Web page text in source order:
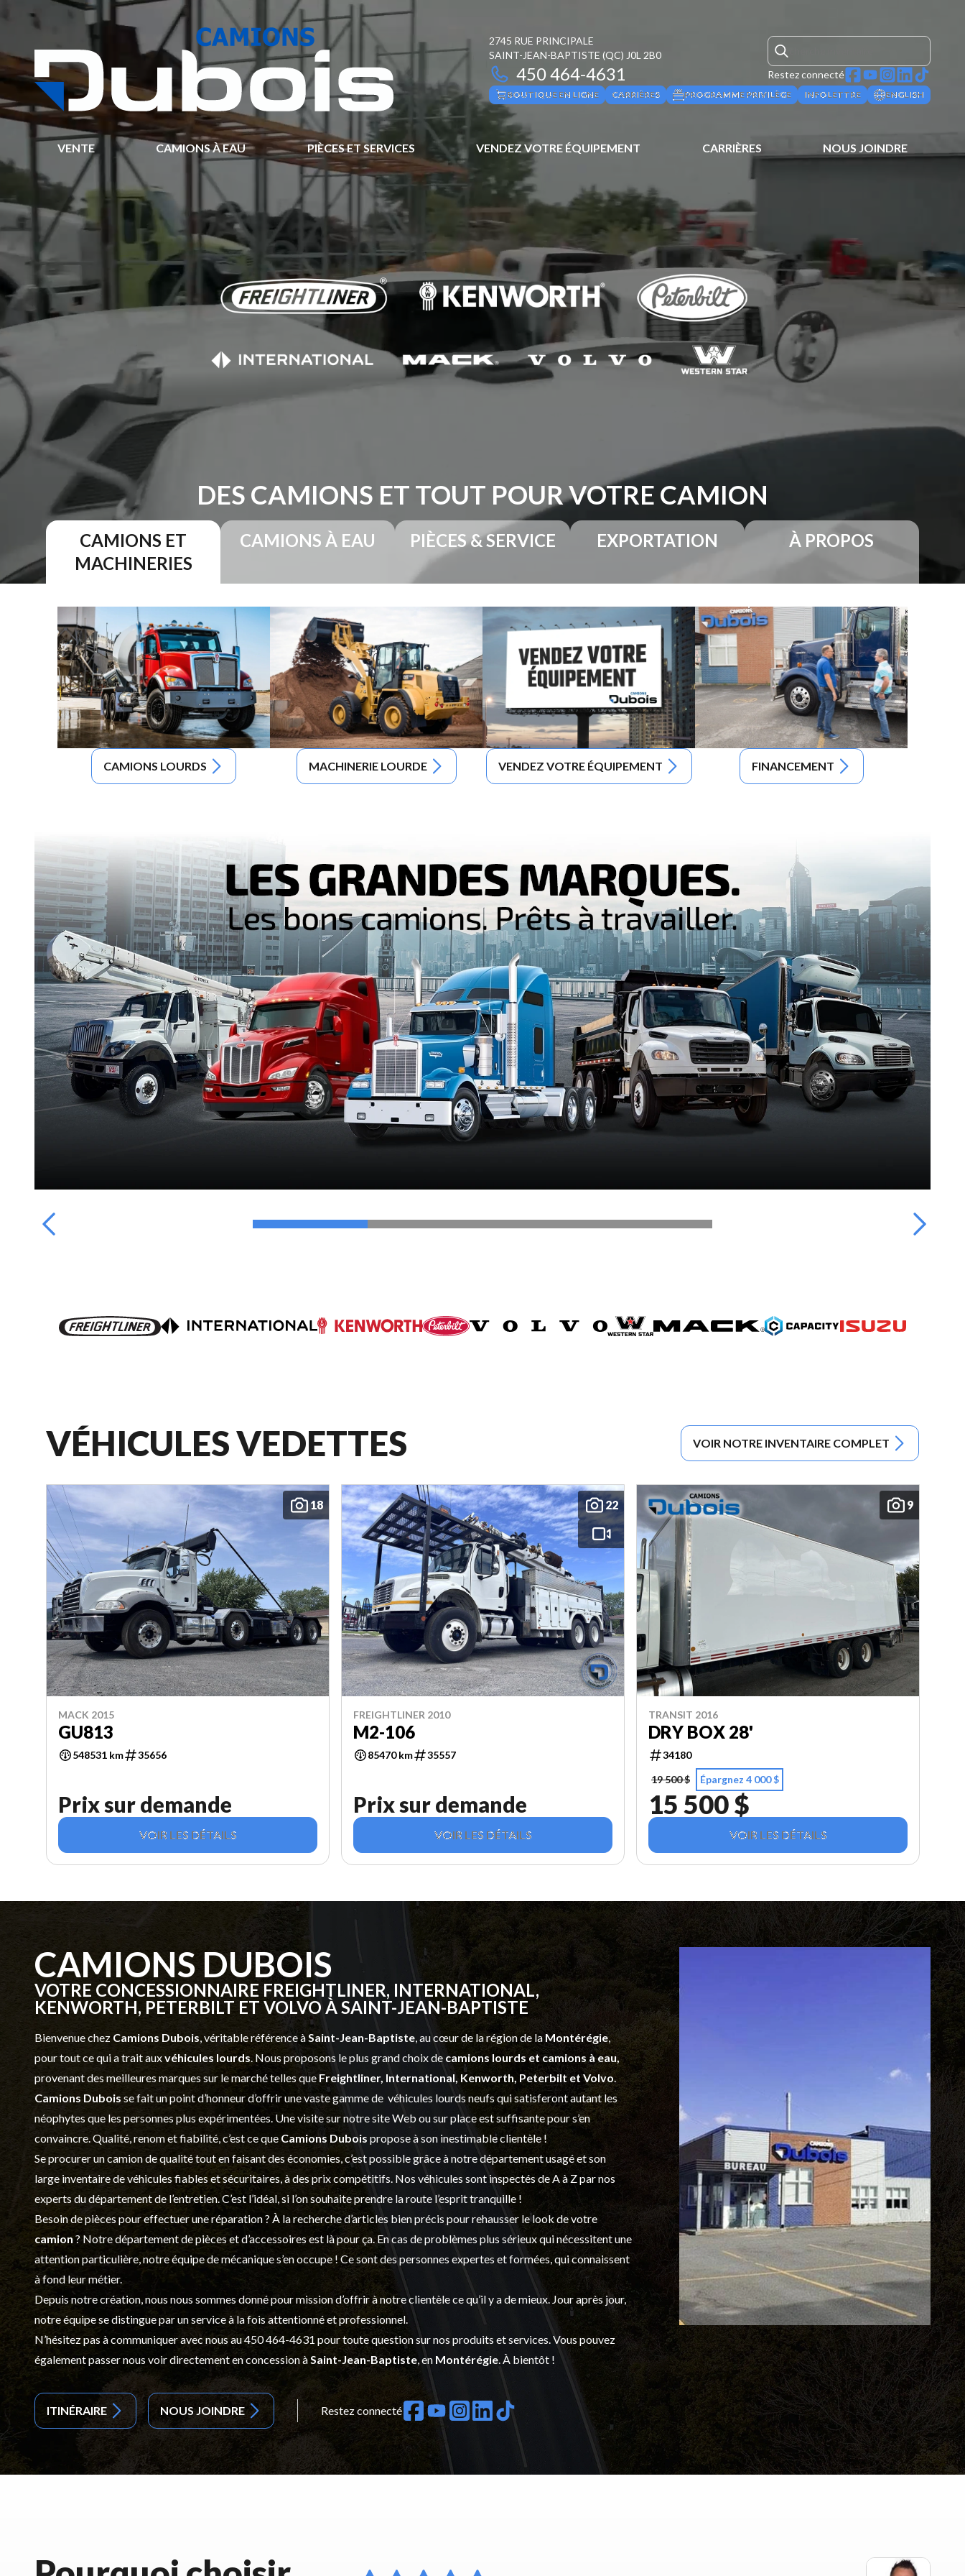
2745 RUE PRINCIPALE
SAINT-JEAN-BAPTISTE (QC) J0L 2B0
450 464-4631 Restez connecté
BOUTIQUE EN LIGNE CARRIÈRES PROGRAMME PRIVILÈGE INFOLETTRE ENGLISH
VENTE CAMIONS À EAU PIÈCES ET SERVICES VENDEZ VOTRE ÉQUIPEMENT CARRIÈRES NOUS JOINDRE
DES CAMIONS ET TOUT POUR VOTRE CAMION
CAMIONS ET
MACHINERIES
CAMIONS À EAU PIÈCES & SERVICE EXPORTATION À PROPOS
CAMIONS LOURDS MACHINERIE LOURDE VENDEZ VOTRE ÉQUIPEMENT FINANCEMENT
VÉHICULES VEDETTES VOIR NOTRE INVENTAIRE COMPLET
18
MACK 2015
GU813
548531 km 35656
Prix sur demande
VOIR LES DÉTAILS
22
FREIGHTLINER 2010
M2-106
85470 km 35557
Prix sur demande
VOIR LES DÉTAILS
9
TRANSIT 2016
DRY BOX 28'
34180
19 500 $
Épargnez 4 000 $
15 500 $
VOIR LES DÉTAILS
CAMIONS DUBOIS
VOTRE CONCESSIONNAIRE FREIGHTLINER, INTERNATIONAL,
KENWORTH, PETERBILT ET VOLVO À SAINT-JEAN-BAPTISTE
Bienvenue chez Camions Dubois, véritable référence àSaint-Jean-Baptiste, au cœur de la région de la Montérégie,
pour tout ce qui a trait auxvéhicules lourds. Nous proposons le plus grand choix de camions lourds et camions à eau,
provenant des meilleures marques sur le marché telles que Freightliner, International, Kenworth, Peterbilt et Volvo.
Camions Dubois se fait un point d’honneur d’offrir une vaste gamme de véhicules lourds neufsqui satisferont autant les
néophytes que les personnes plus expérimentées. Une visite sur notre site Web ou sur place est suffisante pour s’en
convaincre. Qualité, renom et fiabilité, c’est ce que Camions Dubois propose à son inestimable clientèle !
Se procurer un camion de qualité tout en faisant des économies, c’est possible grâce à notredépartement usagéet son
large inventaire de véhicules fiables et sécuritaires, à des prix compétitifs. Nos véhicules sont inspectés de A à Z par nos
experts du département de l’entretien. C’est l’idéal, si l’on souhaite prendre la route l’esprit tranquille !
Besoin de pièces pour effectuer une réparation ? À la recherche d’articles bien précis pour rehausser le look de votre
camion ? Notre département depièces et d’accessoires est là pour ça. En cas de problèmes plus sérieux qui nécessitent une
attention particulière, notre équipe de mécanique s’en occupe ! Ce sont des personnes expertes et formées, qui connaissent
à fond leur métier.
Depuis notre création, nous nous sommes donné pour mission d’offrir à notre clientèle ce qu’il y a de mieux. Jour après jour,
notre équipe se distingue par un service à la fois attentionné et professionnel.
N’hésitez pas à communiquer avec nous au450 464-4631 pour toute question sur nos produits et services. Vous pouvez
également passer nous voir directement en concession àSaint-Jean-Baptiste, en Montérégie. À bientôt !
ITINÉRAIRE NOUS JOINDRE Restez connecté